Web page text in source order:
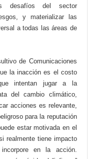
desafíos del sector
y materializar las
a todas las áreas de
de Comunicaciones
la inacción es el costo
intentan jugar a la
del cambio climático,
acciones es relevante,
para la reputación
estar motivada en el
realmente tiene impacto
en la acción.